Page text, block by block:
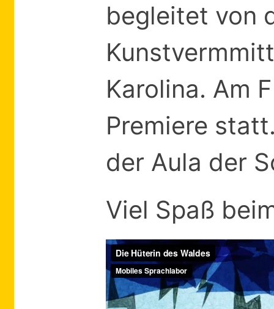
begleitet von
Karolina. Am
Premiere
der Aula der
Viel Spaß